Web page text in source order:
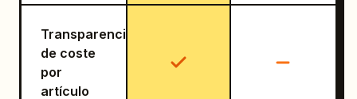
Transparencia
de coste
por
artículo